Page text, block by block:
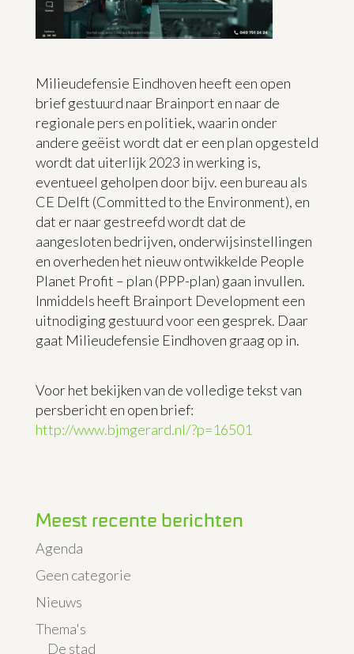
Milieudefensie Eindhoven heeft een open
brief gestuurd naar Brainport en naar de
regionale pers en politiek, waarin onder
andere geëist wordt dat er een plan opgesteld
wordt dat uiterlijk 2023 in werking is,
eventueel geholpen door bijv. een bureau als
CE Delft (Committed to the Environment), en
dat er naar gestreefd wordt dat de
aangesloten bedrijven, onderwijsinstellingen
en overheden het nieuw ontwikkelde People
Planet Profit – plan (PPP-plan) gaan invullen.
Inmiddels heeft Brainport Development een
uitnodiging gestuurd voor een gesprek. Daar
gaat Milieudefensie Eindhoven graag op in.
Voor het bekijken van de volledige tekst van
persbericht en open brief:
http://www.bjmgerard.nl/?p=16501
Meest recente berichten
Agenda
Geen categorie
Nieuws
Thema's
De stad